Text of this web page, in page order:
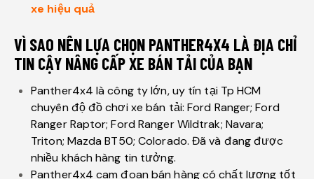
xe hiệu quả
VÌ SAO NÊN LỰA CHỌN PANTHER4X4 LÀ ĐỊA CHỈ
TIN CẬY NÂNG CẤP XE BÁN TẢI CỦA BẠN
Panther4x4 là công ty lớn, uy tín tại Tp HCM
chuyên độ đồ chơi xe bán tải: Ford Ranger; Ford
Ranger Raptor; Ford Ranger Wildtrak; Navara;
Triton; Mazda BT50; Colorado. Đã và đang được
nhiều khách hàng tin tưởng.
Panther4x4 cam đoan bán hàng có chất lượng tốt